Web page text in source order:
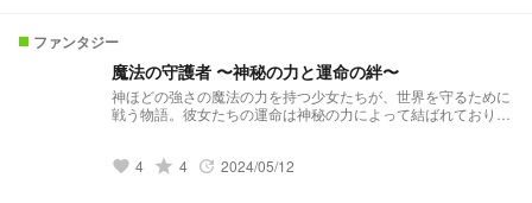
ファンタジー
魔法の守護者 〜神秘の力と運命の絆〜
神ほどの強さの魔法の力を持つ少女たちが、世界を守るために
戦う物語。彼女たちの運命は神秘の力によって結ばれており、
ときには甘酸っぱい恋をしてみたり...そんな正義のヒーローた
favorite 4 grade 4 update 2024/05/12